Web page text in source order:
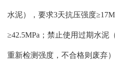
水泥），要求3天抗压强度
≥42.5MPa；禁止使用过期水泥
重新检测强度，不合格则废弃